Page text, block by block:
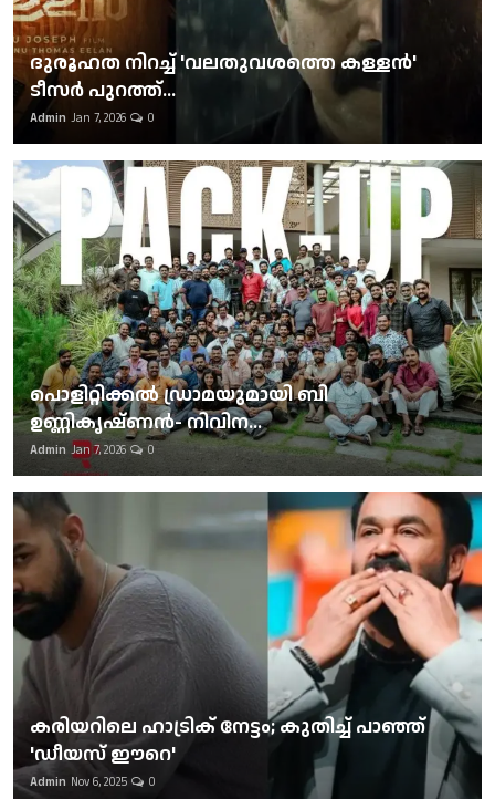
ദുരൂഹത നിറച്ച് 'വലതുവശത്തെ കള്ളന്‍'
ടീസര്‍ പുറത്ത്...
Admin Jan 7, 2026 0
പൊളിറ്റിക്കല്‍ ഡ്രാമയുമായി ബി
ഉണ്ണികൃഷ്ണന്‍- നിവിന...
Admin Jan 7, 2026 0
കരിയറിലെ ഹാട്രിക് നേട്ടം; കുതിച്ച് പാഞ്ഞ്
'ഡീയസ് ഈറെ'
Admin Nov 6, 2025 0